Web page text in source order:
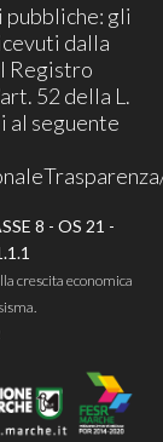
gli
dalla
Registro
52 della L.
al seguente
8 - OS 21 -
crescita economica